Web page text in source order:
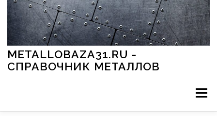
Перейти к содержимому
METALLOBAZA31.RU -
СПРАВОЧНИК МЕТАЛЛОВ
Меню